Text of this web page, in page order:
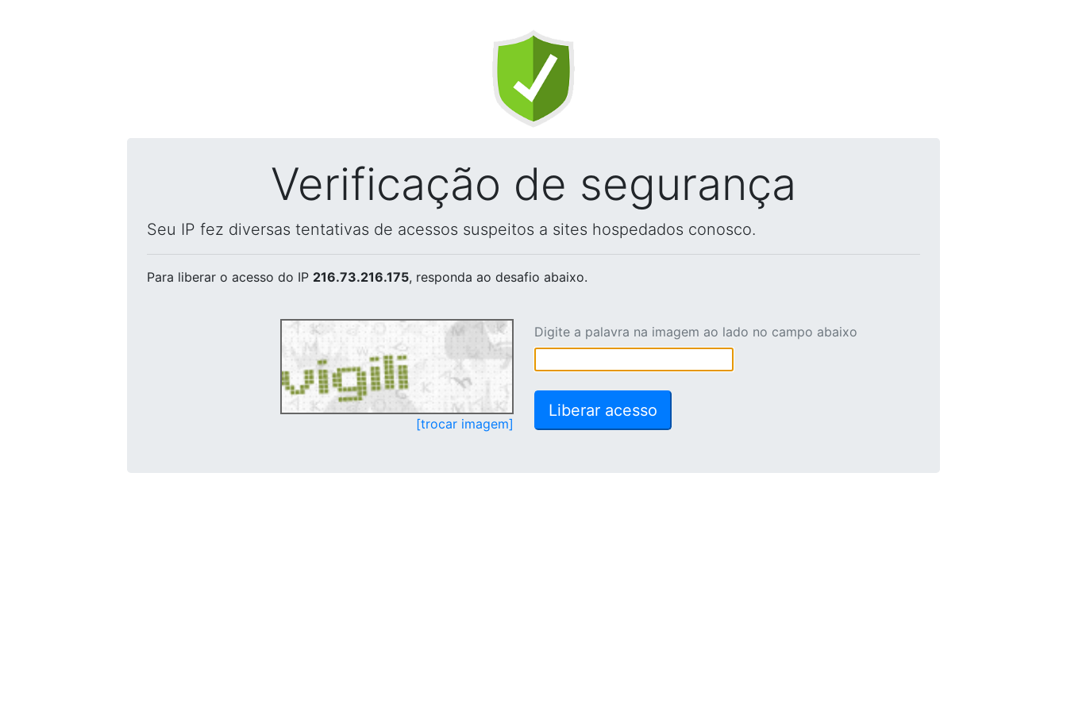
Verificação de segurança
Seu IP fez diversas tentativas de acessos suspeitos a sites hospedados conosco.
Para liberar o acesso do IP 216.73.216.175, responda ao desafio abaixo.
[trocar imagem]
Digite a palavra na imagem ao lado no campo abaixo